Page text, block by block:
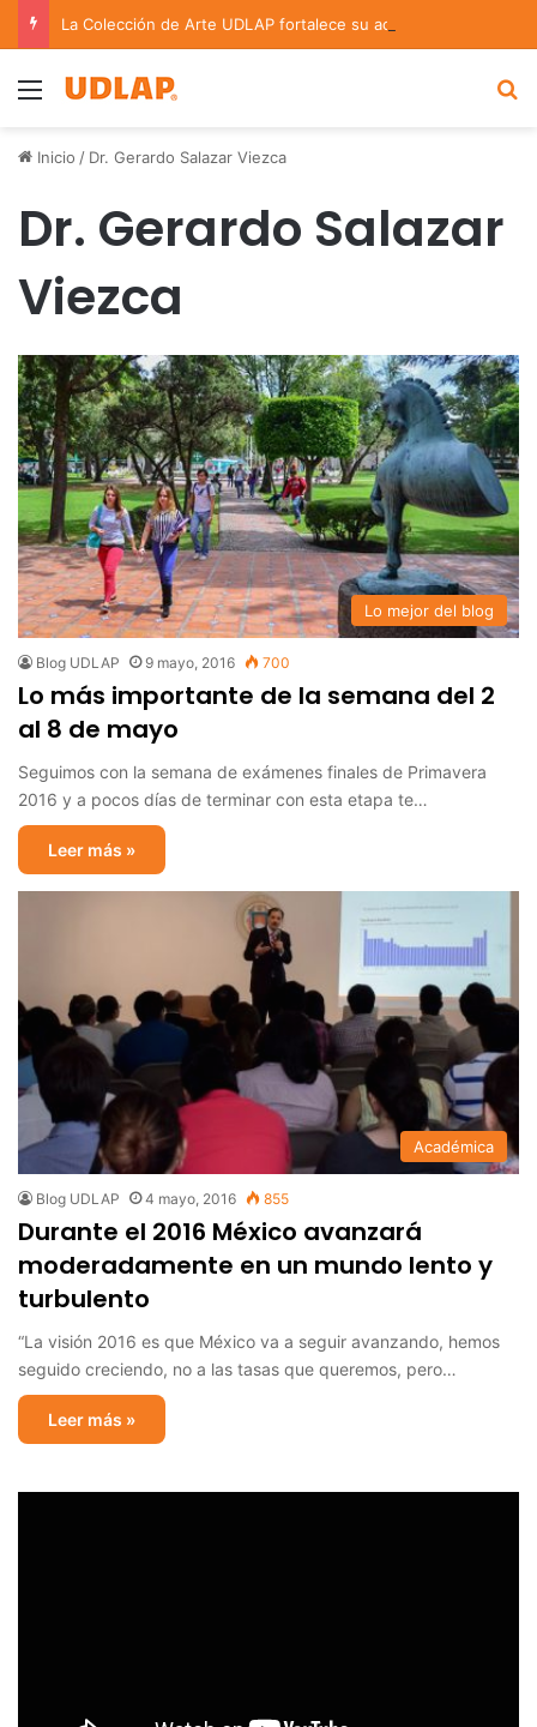
Menu
Inicio / Dr. Gerardo Salazar Viezca
Dr. Gerardo Salazar
Viezca
Lo mejor del blog
Blog UDLAP 9 mayo, 2016 700
Lo más importante de la semana del 2
al 8 de mayo
Seguimos con la semana de exámenes finales de Primavera
2016 y a pocos días de terminar con esta etapa te…
Leer más »
Académica
Blog UDLAP 4 mayo, 2016 855
Durante el 2016 México avanzará
moderadamente en un mundo lento y
turbulento
“La visión 2016 es que México va a seguir avanzando, hemos
seguido creciendo, no a las tasas que queremos, pero…
Leer más »